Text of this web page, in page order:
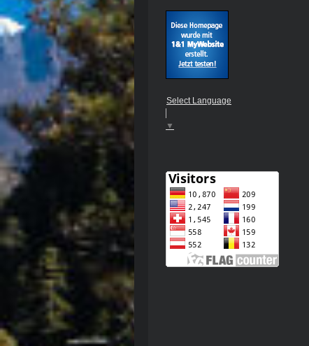
Select Language
▼